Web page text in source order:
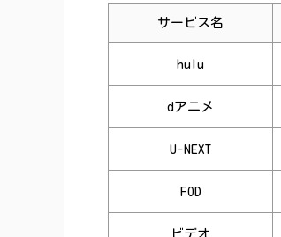
サービス名
hulu
dアニメ
U-NEXT
FOD
ビデオ